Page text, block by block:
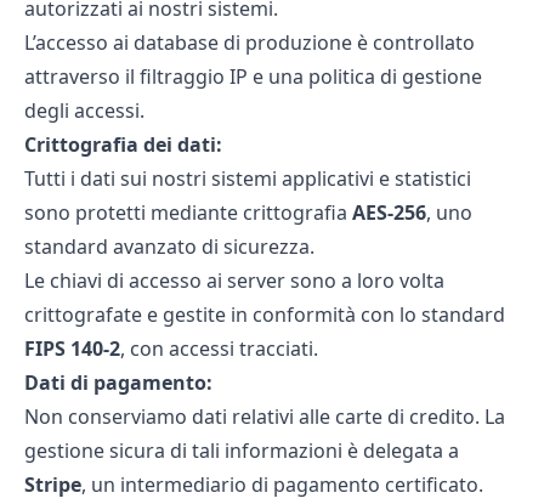
autorizzati ai nostri sistemi.
L’accesso ai database di produzione è controllato
attraverso il filtraggio IP e una politica di gestione
degli accessi.
Crittografia dei dati:
Tutti i dati sui nostri sistemi applicativi e statistici
sono protetti mediante crittografia AES-256, uno
standard avanzato di sicurezza.
Le chiavi di accesso ai server sono a loro volta
crittografate e gestite in conformità con lo standard
FIPS 140-2, con accessi tracciati.
Dati di pagamento:
Non conserviamo dati relativi alle carte di credito. La
gestione sicura di tali informazioni è delegata a
Stripe, un intermediario di pagamento certificato.